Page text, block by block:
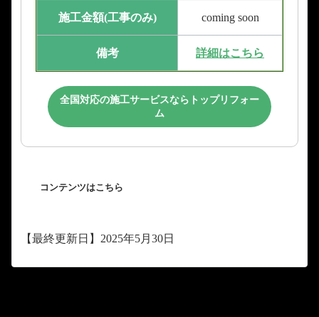
施工金額(工事のみ) coming soon
備考 詳細はこちら
全国対応の施工サービスならトップリフォー
ム
コンテンツはこちら
【最終更新日】2025年5月30日